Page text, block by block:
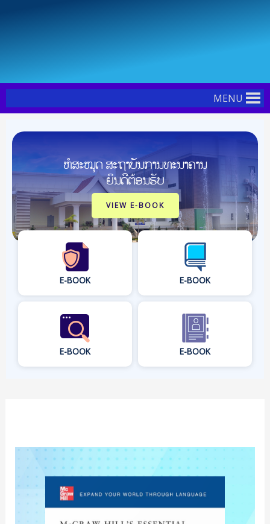
MENU
ຫໍສະໝຸດ ສະຖາບັນການທະນາຄານ
ຍິນດີຕ້ອນຮັບ
VIEW E-BOOK
E-BOOK E-BOOK
E-BOOK E-BOOK